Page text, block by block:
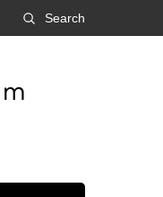
Search